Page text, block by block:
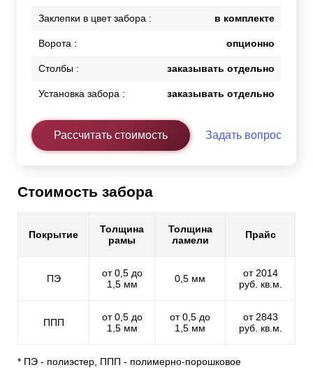
Заклепки в цвет забора : в комплекте
Ворота : опционно
Столбы : заказывать отдельно
Установка забора : заказывать отдельно
Рассчитать стоимость Задать вопрос
Стоимость забора
Покрытие
Толщина
рамы
Толщина
ламели
Прайс
ПЭ
от 0,5 до
1,5 мм
0,5 мм
от 2014
руб. кв.м.
ППП
от 0,5 до
1,5 мм
от 0,5 до
1,5 мм
от 2843
руб. кв.м.
* ПЭ - полиэстер, ППП - полимерно-порошковое